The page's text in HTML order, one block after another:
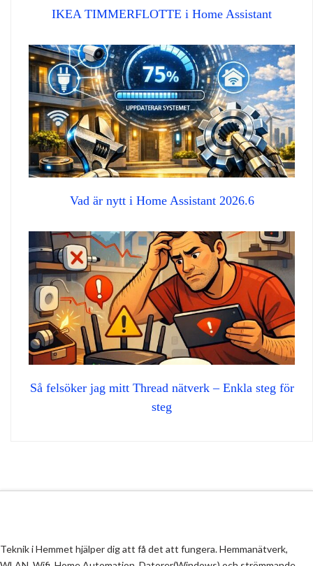
IKEA TIMMERFLOTTE i Home Assistant
Vad är nytt i Home Assistant 2026.6
Så felsöker jag mitt Thread nätverk – Enkla steg för
steg
Teknik i Hemmet hjälper dig att få det att fungera. Hemmanätverk,